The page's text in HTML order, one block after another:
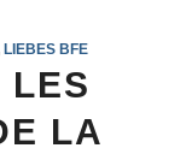
LIEBES BFE
LES
LA